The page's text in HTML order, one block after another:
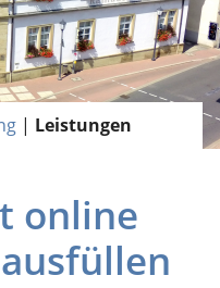
| Leistungen
online